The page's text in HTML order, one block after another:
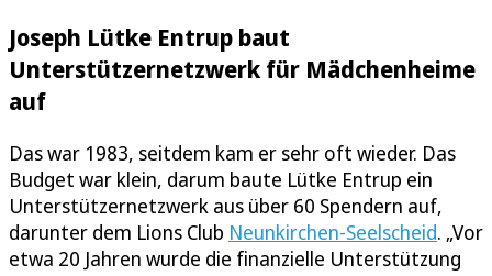
Joseph Lütke Entrup baut
Unterstützernetzwerk für Mädchenheime
auf
Das war 1983, seitdem kam er sehr oft wieder. Das
Budget war klein, darum baute Lütke Entrup ein
Unterstützernetzwerk aus über 60 Spendern auf,
darunter dem Lions Club Neunkirchen-Seelscheid. „Vor
etwa 20 Jahren wurde die finanzielle Unterstützung